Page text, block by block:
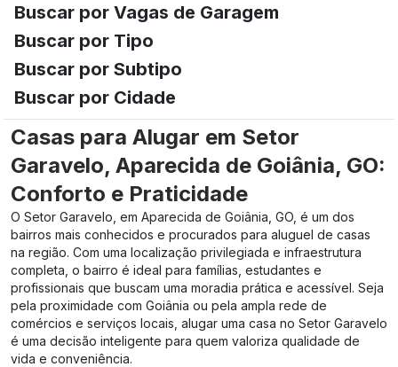
Buscar por Vagas de Garagem
Buscar por Tipo
Buscar por Subtipo
Buscar por Cidade
Casas para Alugar em Setor
Garavelo, Aparecida de Goiânia, GO:
Conforto e Praticidade
O Setor Garavelo, em Aparecida de Goiânia, GO, é um dos
bairros mais conhecidos e procurados para aluguel de casas
na região. Com uma localização privilegiada e infraestrutura
completa, o bairro é ideal para famílias, estudantes e
profissionais que buscam uma moradia prática e acessível. Seja
pela proximidade com Goiânia ou pela ampla rede de
comércios e serviços locais, alugar uma casa no Setor Garavelo
é uma decisão inteligente para quem valoriza qualidade de
vida e conveniência.